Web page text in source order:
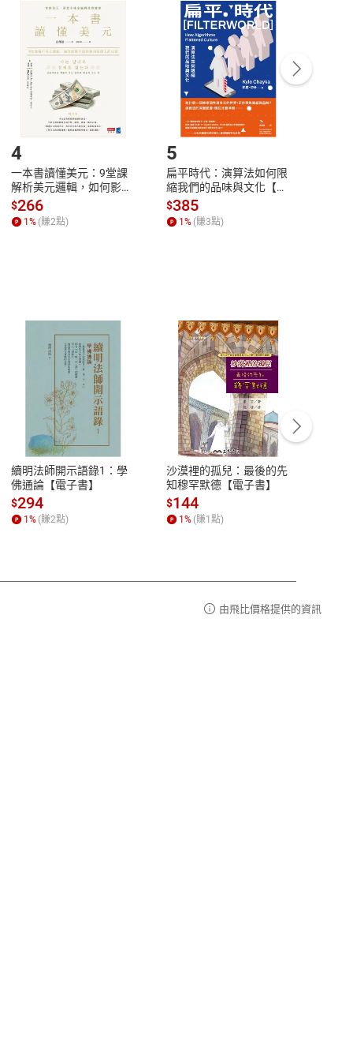
點選「瀏覽訂單明細」
「申請取消訂單/退
貨。
付款方式
Payment
完成訂單
Complete
號，下載書籍後看書
性
參
客服資訊
服務時間：週一到週五 10:00-12:00、
13:00-17:00 (國定假日及例假日休息)
客服電話：0080-1857077
4
一本書讀懂美元：9堂課
解析美元邏輯，如何影響
全球經濟和每個人的投資
【電子書】
$266
1% (賺2點)
5
扁平時代：演算法如何限
縮我們的品味與文化【電
子書】
$385
1% (賺3點)
續明法師開示語錄1：學
佛通論【電子書】
$294
1% (賺2點)
沙漠裡的孤兒：最後的先
知穆罕默德【電子書】
$144
1% (賺1點)
由飛比價格提供的資訊